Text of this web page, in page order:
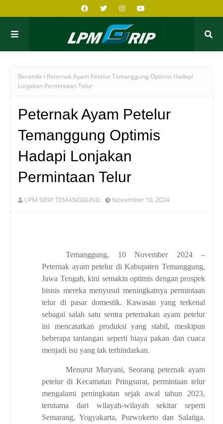
Beranda
Peternak Ayam Petelur Temanggung Optimis Hadapi
Lonjakan Permintaan Telur
Peternak Ayam Petelur
Temanggung Optimis
Hadapi Lonjakan
Permintaan Telur
LPM GRIP TEMANGGUNG November 10, 2024
Temanggung, 10 November 2024 –
Peternak ayam petelur di Kabupaten Temanggung,
Jawa Tengah, kini semakin optimis dengan prospek
bisnis mereka menyusul meningkatnya permintaan
telur di pasar domestik. Kawasan yang terkenal
sebagai salah satu sentra peternakan ayam petelur
ini mencatatkan produksi yang stabil, meskipun
beberapa tantangan seperti biaya pakan dan cuaca
menjadi isu yang tak terhindarkan.
Menurut Muryani, Seorang peternak ayam
petelur di Kecamatan Pringsurat, permintaan telur
mengalami peningkatan sejak awal tahun 2023,
terutama dari wilayah-wilayah sekitar seperti
Semarang, Yogyakarta, Purwokerto dan Salatiga.